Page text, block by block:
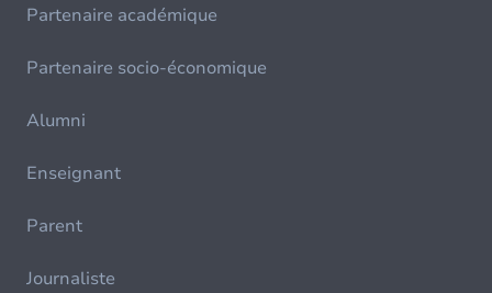
Partenaire académique
Partenaire socio-économique
Alumni
Enseignant
Parent
Journaliste